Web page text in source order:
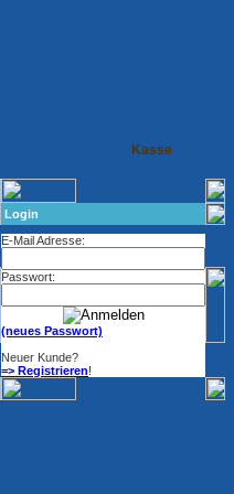
Kasse
Login
E-Mail Adresse:
Passwort:
(neues Passwort)
Neuer Kunde?
=> Registrieren!